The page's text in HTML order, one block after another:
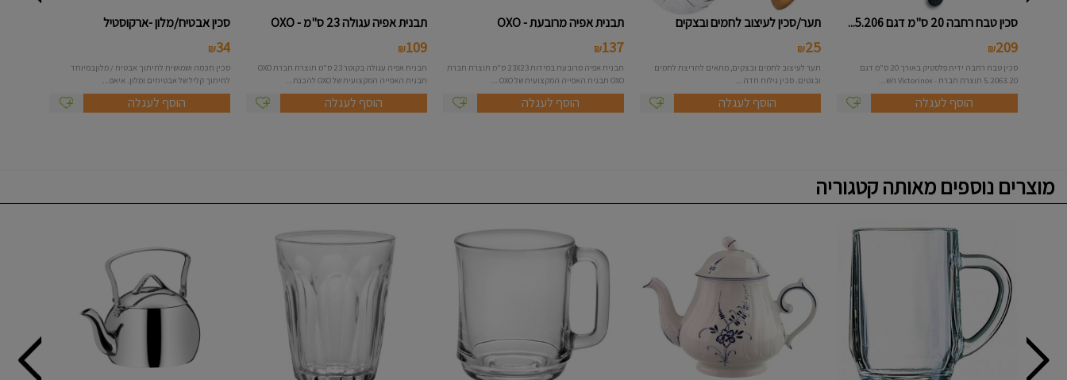
סכין טבח רחבה 20 ס"מ דגם 5.206...
209
₪
סכין טבח רחבה ידית פלסטיק באורך 20 ס"מ דגם
5.2063.20 תוצרת חברת - Victorinox הש...
הוסף לעגלה
תער/סכין לעיצוב לחמים ובצקים
25
₪
תער לעיצוב לחמים ובצקים, מתאים לחריצת לחמים
ובגטים. סכין גילוח חדה...
הוסף לעגלה
תבנית אפיה מרובעת - OXO
137
₪
תבנית אפיה מרובעת במידות 23X23 ס"מ תוצרת חברת
OXO תבנית האפייה המקצועית של OXO ...
הוסף לעגלה
תבנית אפיה עגולה 23 ס"מ - OXO
109
₪
תבנית אפיה עגולה בקוטר 23 ס"מ תוצרת חברת OXO
תבנית האפייה המקצועית של OXO להכנת...
הוסף לעגלה
סכין אבטיח/מלון -ארקוסטיל
34
₪
סכין חכמה ושמושית לחיתוך אבטיח / מלוןבמיוחד
לחיתוך קליל של אבטיחים ומלון. איאפ...
הוסף לעגלה
מוצרים נוספים מאותה קטגוריה